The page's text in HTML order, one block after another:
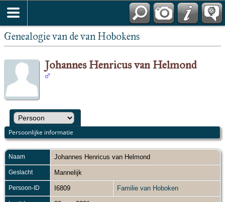
Genealogie van de van Hobokens
Johannes Henricus van Helmond
Persoonlijke informatie
Naam Johannes Henricus van Helmond
Geslacht Mannelijk
Persoon-ID I6809 Familie van Hoboken